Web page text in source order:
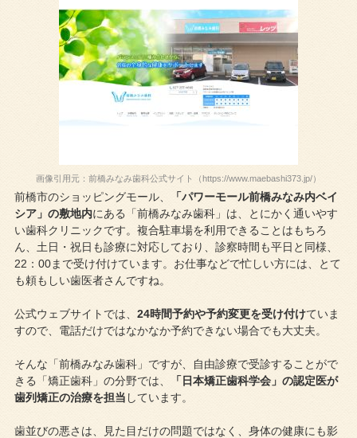
画像引用元：前橋みなみ歯科公式サイト（https://www.maebashi373.jp/）
前橋市のショッピングモール、
「パワーモール前橋みなみ内ベイ
シア」の敷地内にある「前橋みなみ歯科」は、とにかく通いやす
い歯科クリニックです。複合駐車場を利用できることはもちろ
ん、土日・祝日も診療に対応しており、診察時間も平日と同様、
22：00まで受け付けています。お仕事などで忙しい方には、とて
も頼もしい歯医者さんですね。
公式ウェブサイトでは、 24時間予約や予約変更を受け付けていま
すので、電話だけではなかなか予約できない場合でも大丈夫。
そんな「前橋みなみ歯科」ですが、自由診療で受診することがで
きる「矯正歯科」の分野では、
「日本矯正歯科学会」の認定医が
歯列矯正の治療を担当 しています。
歯並びの悪さは、見た目だけの問題ではなく、身体の健康にも影